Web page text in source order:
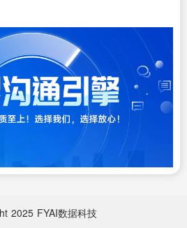
2025 FYAI数据科技